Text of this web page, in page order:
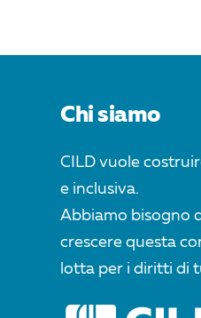
Chi siamo
CILD vuole
e inclusiva.
Abbiamo bisogno
crescere questa
lotta per i diritti di